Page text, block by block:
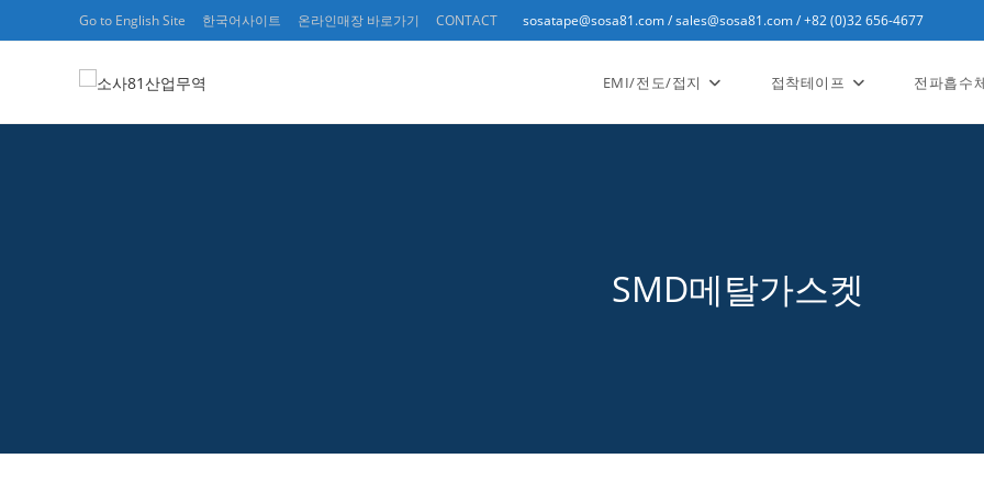
to
Go to English Site 한국어사이트 온라인매장 바로가기 CONTACT sosatape@sosa81.com / sales@sosa81.com / +82 (0)32 656-4677
EMI/전도/접지 접착테이프 전파흡수
SMD메탈가스켓